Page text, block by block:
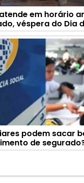
em horário
véspera do Dia
podem sacar
de